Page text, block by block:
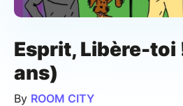
Esprit, Libère-toi
ans)
By ROOM CITY